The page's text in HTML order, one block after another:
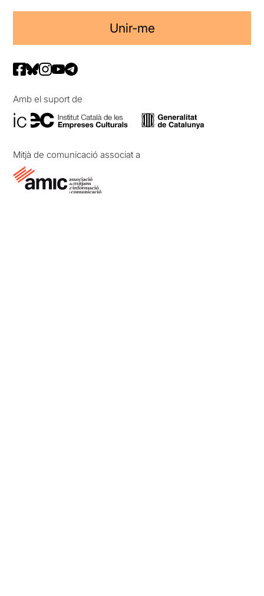
Unir-me
Amb el suport de
Mitjà de comunicació associat a